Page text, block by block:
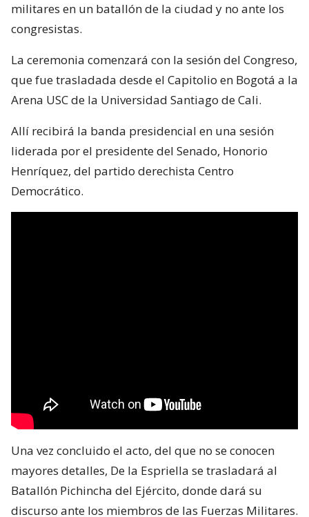
militares en un batallón de la ciudad y no ante los
congresistas.
La ceremonia comenzará con la sesión del Congreso,
que fue trasladada desde el Capitolio en Bogotá a la
Arena USC de la Universidad Santiago de Cali.
Allí recibirá la banda presidencial en una sesión
liderada por el presidente del Senado, Honorio
Henríquez, del partido derechista Centro
Democrático.
Una vez concluido el acto, del que no se conocen
mayores detalles, De la Espriella se trasladará al
Batallón Pichincha del Ejército, donde dará su
discurso ante los miembros de las Fuerzas Militares.